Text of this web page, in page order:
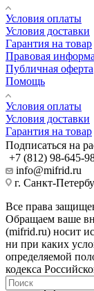
Условия оплаты
Условия доставки
Гарантия на товар
Правовая
Публичная оферта
Помощь
Условия оплаты
Условия доставки
Гарантия на товар
Подписаться на
+7 (812) 98-645-
info@mifrid.ru
г. Санкт-
Все права
Обращаем ваше
(mifrid.ru) носит
ни при каких
определяемой
кодекса